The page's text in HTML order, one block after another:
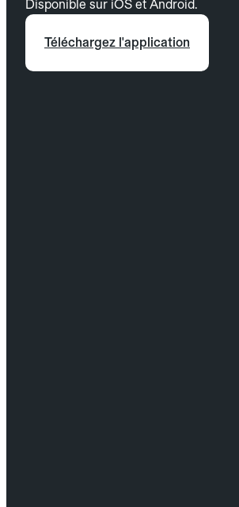
Disponible sur iOS et Android.
Téléchargez l'application